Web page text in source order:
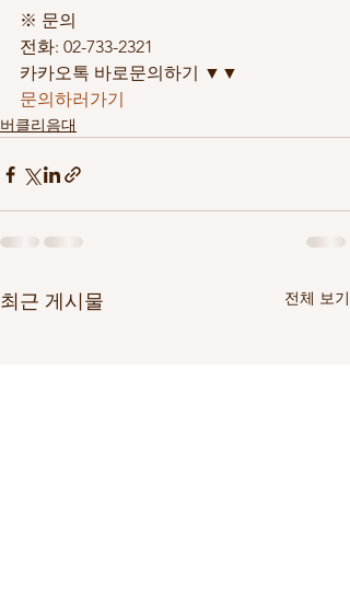
※ 문의
전화: 02-733-2321
카카오톡 바로문의하기 ▼▼
문의하러가기
버클리음대
최근 게시물 전체 보기